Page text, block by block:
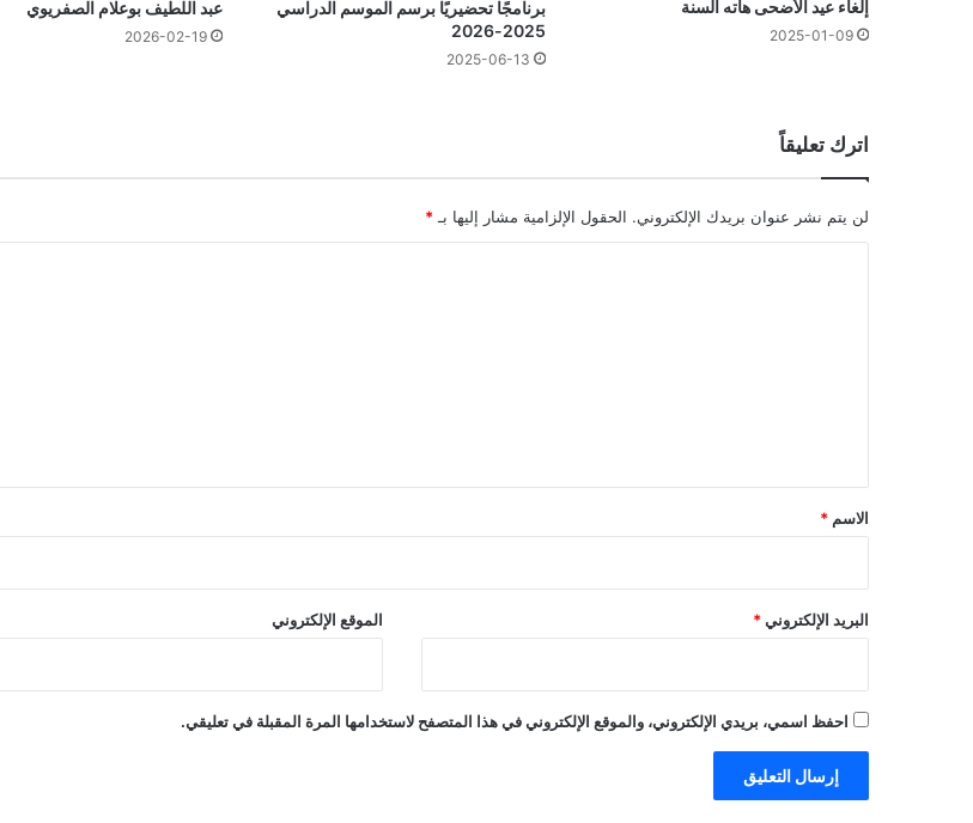
إلغاء عيد الأضحى هاته السنة
2025-01-09
برنامجًا تحضيريًا برسم الموسم الدراسي
2025-2026
2025-06-13
عبد اللطيف بوعلام الصفريوي
2026-02-19
اترك تعليقاً
لن يتم نشر عنوان بريدك الإلكتروني. الحقول الإلزامية مشار إليها بـ *
*
الاسم *
البريد الإلكتروني * الموقع الإلكتروني
احفظ اسمي، بريدي الإلكتروني، والموقع الإلكتروني في هذا المتصفح لاستخدامها المرة المقبلة في تعليقي.